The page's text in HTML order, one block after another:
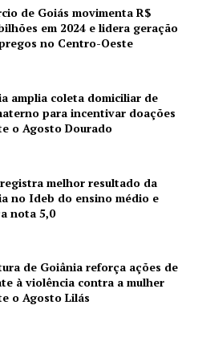
de Goiás movimenta R$
em 2024 e lidera geração
no Centro-Oeste
amplia coleta domiciliar de
para incentivar doações
o Agosto Dourado
melhor resultado da
no Ideb do ensino médio e
nota 5,0
de Goiânia reforça ações de
à violência contra a mulher
o Agosto Lilás